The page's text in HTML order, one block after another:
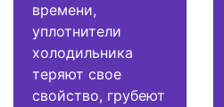
времени,
уплотнители
холодильника
теряют свое
свойство, грубеют